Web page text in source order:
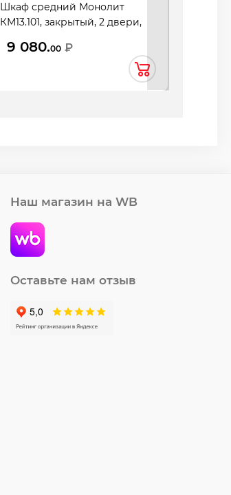
Шкаф средний Монолит
КМ13.101, закрытый, 2 двери,
новый
9 080.00 ₽
Наш магазин на WB
Оставьте нам отзыв